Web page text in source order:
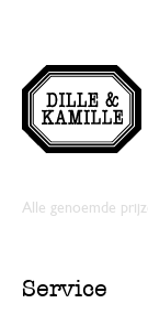
Alle genoemde
Service